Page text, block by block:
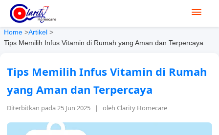
Home >Artikel >
Tips Memilih Infus Vitamin di Rumah yang Aman dan Terpercaya
Tips Memilih Infus Vitamin di Rumah
yang Aman dan Terpercaya
Diterbitkan pada 25 Jun 2025 | oleh Clarity Homecare